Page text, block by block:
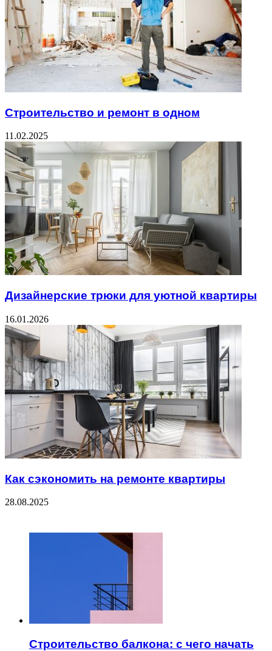
Строительство и ремонт в одном
11.02.2025
Дизайнерские трюки для уютной квартиры
16.01.2026
Как сэкономить на ремонте квартиры
28.08.2025
Строительство балкона: с чего начать